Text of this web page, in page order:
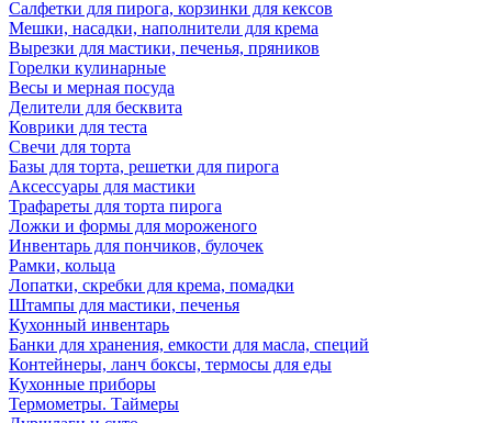
Салфетки для пирога, корзинки для кексов
Мешки, насадки, наполнители для крема
Вырезки для мастики, печенья, пряников
Горелки кулинарные
Весы и мерная посуда
Делители для бесквита
Коврики для теста
Свечи для торта
Базы для торта, решетки для пирога
Аксессуары для мастики
Трафареты для торта пирога
Ложки и формы для мороженого
Инвентарь для пончиков, булочек
Рамки, кольца
Лопатки, скребки для крема, помадки
Штампы для мастики, печенья
Кухонный инвентарь
Банки для хранения, емкости для масла, специй
Контейнеры, ланч боксы, термосы для еды
Кухонные приборы
Термометры. Таймеры